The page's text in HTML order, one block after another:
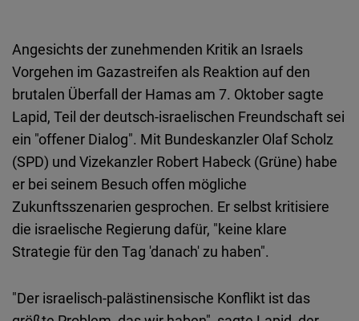
Angesichts der zunehmenden Kritik an Israels
Vorgehen im Gazastreifen als Reaktion auf den
brutalen Überfall der Hamas am 7. Oktober sagte
Lapid, Teil der deutsch-israelischen Freundschaft sei
ein "offener Dialog". Mit Bundeskanzler Olaf Scholz
(SPD) und Vizekanzler Robert Habeck (Grüne) habe
er bei seinem Besuch offen mögliche
Zukunftsszenarien gesprochen. Er selbst kritisiere
die israelische Regierung dafür, "keine klare
Strategie für den Tag 'danach' zu haben".
"Der israelisch-palästinensische Konflikt ist das